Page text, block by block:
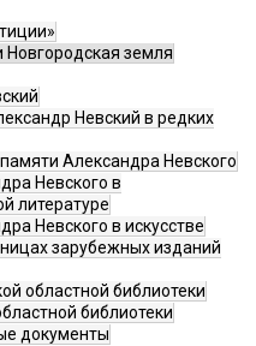
Новгородская земля
Невский в редких
Александра Невского
Невского в
литературе
Невского в искусстве
зарубежных изданий
областной библиотеки
библиотеки
документы